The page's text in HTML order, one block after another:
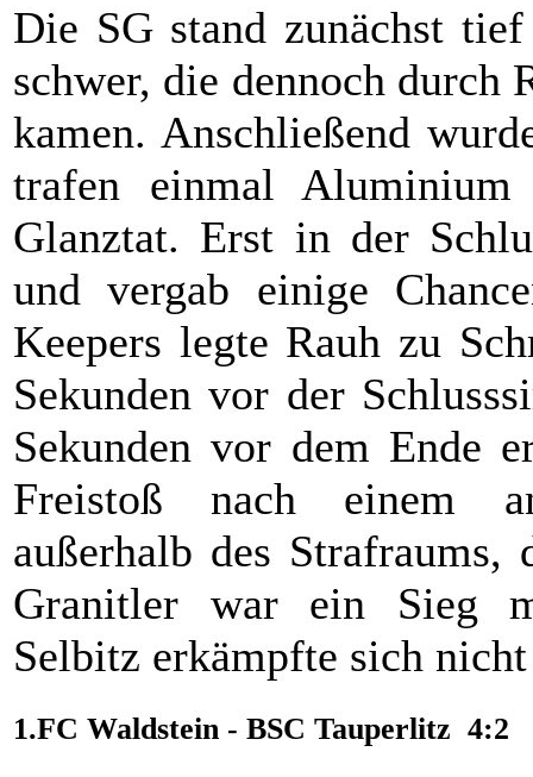
Die SG stand zunächst
schwer, die dennoch durch
kamen. Anschließend
trafen einmal
Glanztat. Erst in der
und vergab einige
Keepers legte Rauh zu
Sekunden vor der
Sekunden vor dem Ende
Freistoß nach einem
außerhalb des
Granitler war ein Sieg
Selbitz erkämpfte sich
1.FC Waldstein - BSC Tauperlitz 4:2